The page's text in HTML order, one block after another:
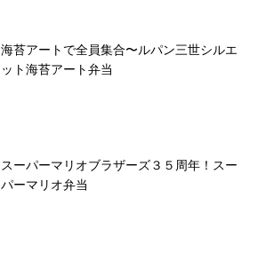
海苔アートで全員集合〜ルパン三世シルエ
ット海苔アート弁当
スーパーマリオブラザーズ３５周年！スー
パーマリオ弁当